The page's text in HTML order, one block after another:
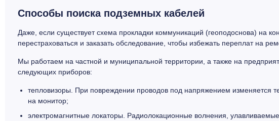
Способы поиска подземных кабелей
Даже, если существует схема прокладки коммуникаций (геоподоснова) на
перестраховаться и заказать обследование, чтобы избежать переплат на
Мы работаем на частной и муниципальной территории, а также на
следующих приборов:
тепловизоры. При повреждении проводов под напряжением изменяется
на монитор;
электромагнитные локаторы. Радиолокационные волнения,